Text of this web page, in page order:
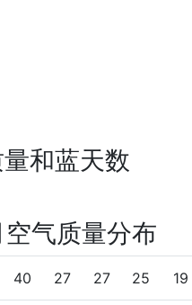
和蓝天数
气质量分布
40 27 27 25 19